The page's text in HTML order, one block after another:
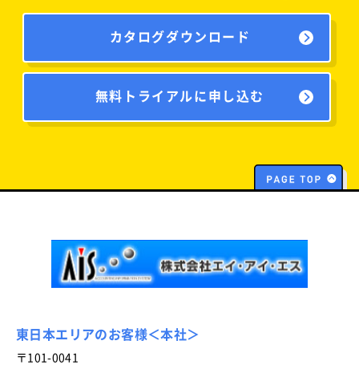
カタログダウンロード
無料トライアルに申し込む
東日本エリアのお客様＜本社＞
〒101-0041